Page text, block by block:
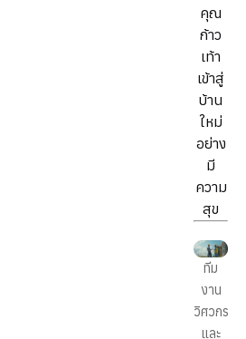
คุณ
ก้าว
เท้า
เข้าสู่
บ้าน
ใหม่
อย่าง
มี
ความ
สุข
ทีม
งาน
วิศวกร
และ